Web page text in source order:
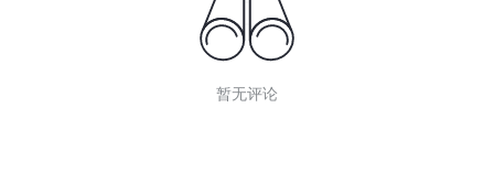
暂无评论